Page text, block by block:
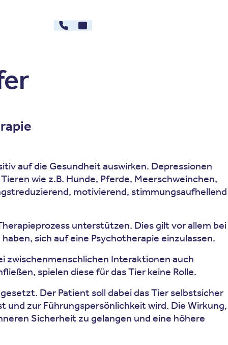
030 - 26478607
Kontakt
auf die Gesundheit auswirken. Depressionen
wie z.B. Hunde, Pferde, Meerschweinchen,
motivierend, stimmungsaufhellend
unterstützen. Dies gilt vor allem bei
sich auf eine Psychotherapie einzulassen.
zwischenmenschlichen Interaktionen auch
spielen diese für das Tier keine Rolle.
Der Patient soll dabei das Tier selbstsicher
zur Führungspersönlichkeit wird. Die Wirkung,
Sicherheit zu gelangen und eine höhere